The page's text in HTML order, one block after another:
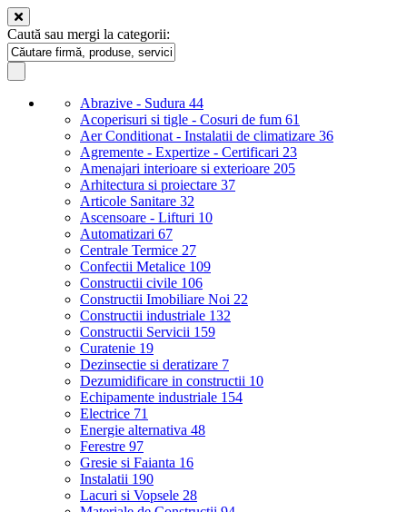
Caută sau mergi la categorii:
Abrazive - Sudura 44
Acoperisuri si tigle - Cosuri de fum 61
Aer Conditionat - Instalatii de climatizare 36
Agremente - Expertize - Certificari 23
Amenajari interioare si exterioare 205
Arhitectura si proiectare 37
Articole Sanitare 32
Ascensoare - Lifturi 10
Automatizari 67
Centrale Termice 27
Confectii Metalice 109
Constructii civile 106
Constructii Imobiliare Noi 22
Constructii industriale 132
Constructii Servicii 159
Curatenie 19
Dezinsectie si deratizare 7
Dezumidificare in constructii 10
Echipamente industriale 154
Electrice 71
Energie alternativa 48
Ferestre 97
Gresie si Faianta 16
Instalatii 190
Lacuri si Vopsele 28